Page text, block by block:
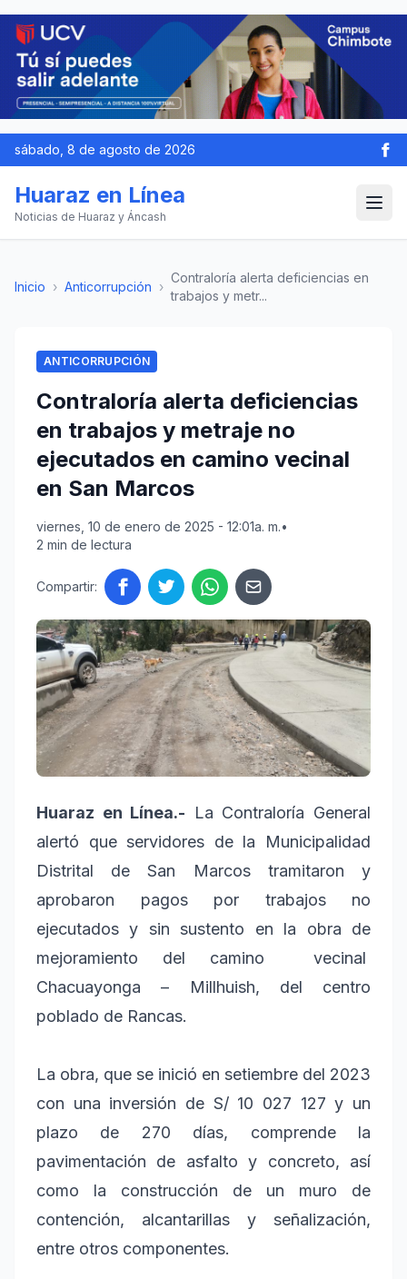
sábado, 8 de agosto de 2026
Huaraz en Línea
Noticias de Huaraz y Áncash
Inicio › Anticorrupción ›
Contraloría alerta deficiencias en
trabajos y metr...
ANTICORRUPCIÓN
Contraloría alerta deficiencias
en trabajos y metraje no
ejecutados en camino vecinal
en San Marcos
viernes, 10 de enero de 2025 - 12:01a. m.•
2 min de lectura
Compartir:
Huaraz en Línea.- La Contraloría General
alertó que servidores de la Municipalidad
Distrital de San Marcos tramitaron y
aprobaron pagos por trabajos no
ejecutados y sin sustento en la obra de
mejoramiento del camino vecinal
Chacuayonga – Millhuish, del centro
poblado de Rancas.
La obra, que se inició en setiembre del 2023
con una inversión de S/ 10 027 127 y un
plazo de 270 días, comprende la
pavimentación de asfalto y concreto, así
como la construcción de un muro de
contención, alcantarillas y señalización,
entre otros componentes.